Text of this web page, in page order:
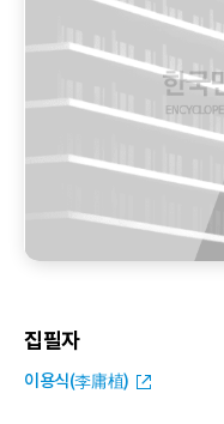
집필자
이용식(李庸植)